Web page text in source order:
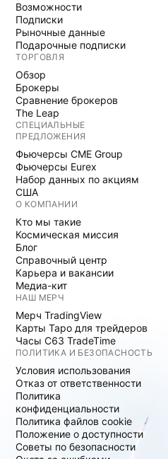
Возможности
Подписки
Рыночные данные
Подарочные подписки
ТОРГОВЛЯ
Обзор
Брокеры
Сравнение брокеров
The Leap
СПЕЦИАЛЬНЫЕ
ПРЕДЛОЖЕНИЯ
Фьючерсы CME Group
Фьючерсы Eurex
Набор данных по акциям
США
О КОМПАНИИ
Кто мы такие
Космическая миссия
Блог
Справочный центр
Карьера и вакансии
Медиа-кит
НАШ МЕРЧ
Мерч TradingView
Карты Таро для трейдеров
Часы C63 TradeTime
ПОЛИТИКА И БЕЗОПАСНОСТЬ
Условия использования
Отказ от ответственности
Политика
конфиденциальности
Политика файлов cookie
Положение о доступности
Советы по безопасности